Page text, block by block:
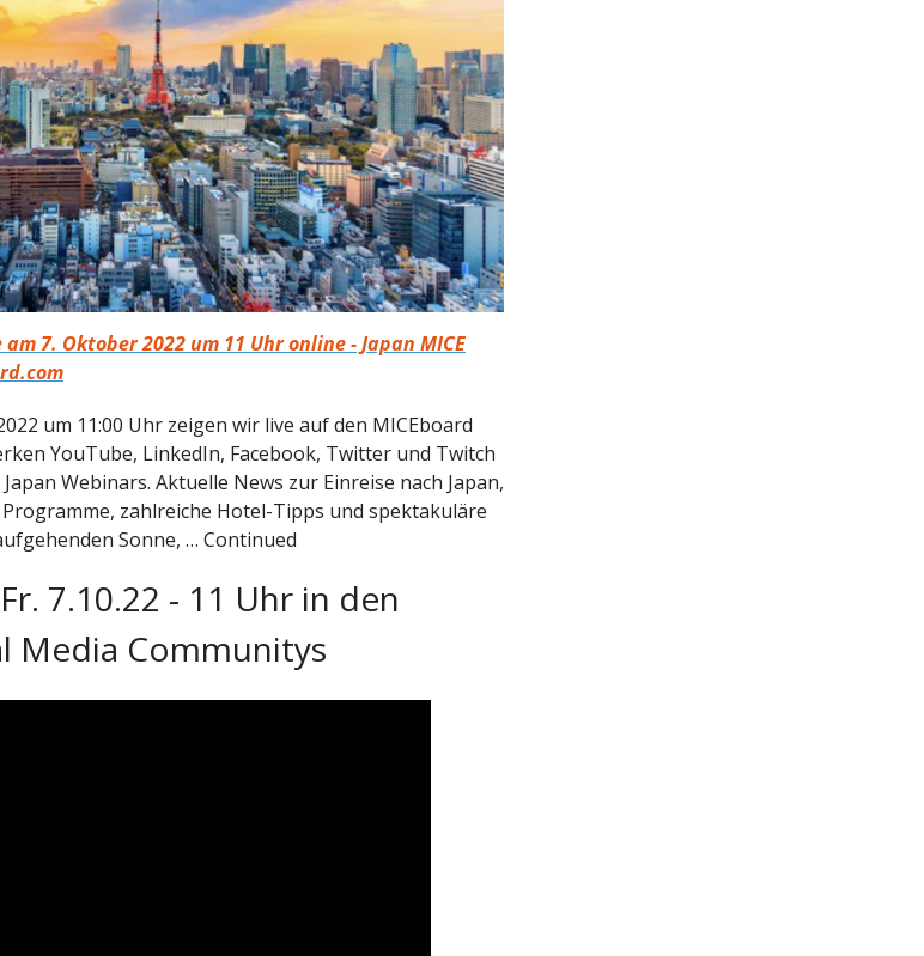
7. Oktober 2022 um 11 Uhr online - Japan MICE
um 11:00 Uhr zeigen wir live auf den MICEboard
YouTube, LinkedIn, Facebook, Twitter und Twitch
Webinars. Aktuelle News zur Einreise nach Japan,
zahlreiche Hotel-Tipps und spektakuläre
Sonne, … Continued
7.10.22 - 11 Uhr in den
Media Communitys